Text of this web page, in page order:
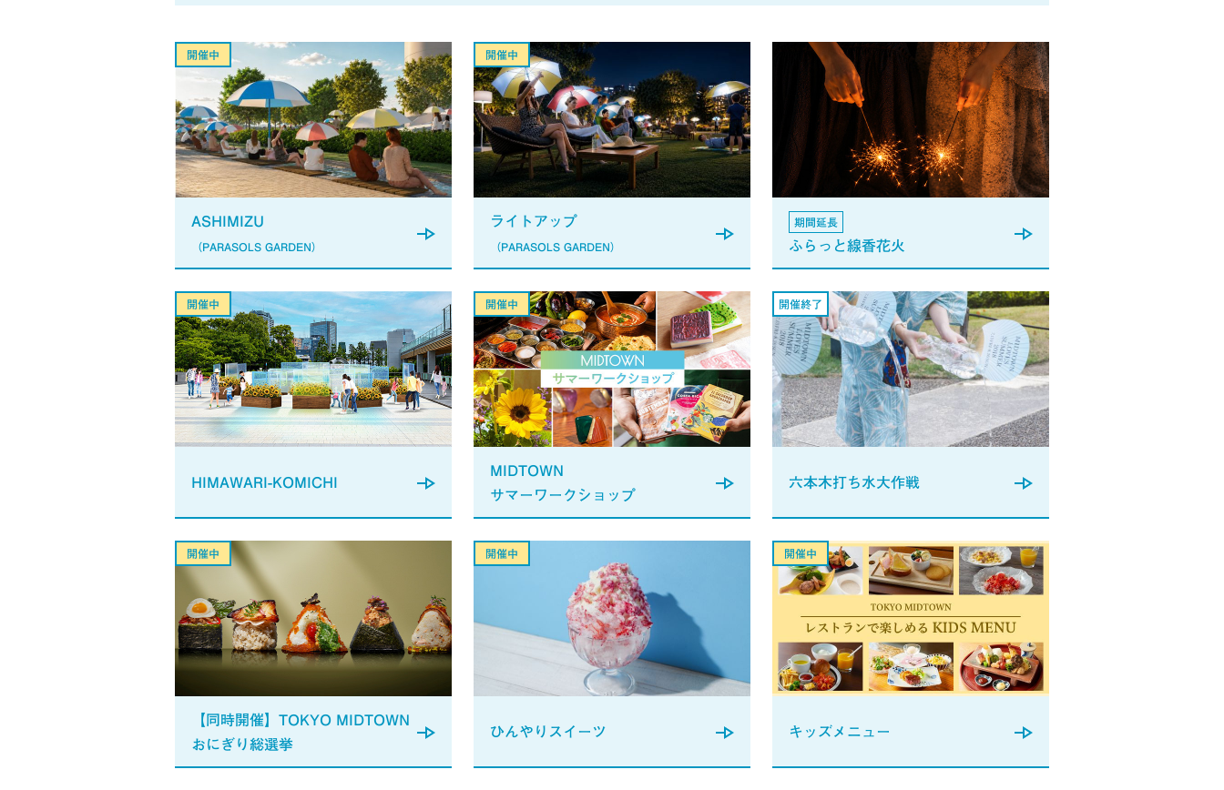
ASHIMIZU
（PARASOLS GARDEN）
ライトアップ
（PARASOLS GARDEN）
期間延長
ふらっと線香花火
HIMAWARI-KOMICHI
MIDTOWN
サマーワークショップ
六本木打ち水大作戦
【同時開催】TOKYO MIDTOWN
おにぎり総選挙
ひんやりスイーツ キッズメニュー